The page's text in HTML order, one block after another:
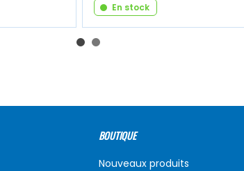
En stock
BOUTIQUE
Nouveaux produits